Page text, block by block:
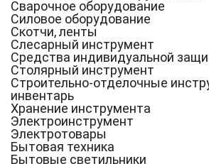
Сварочное оборудование
Силовое оборудование
Скотчи, ленты
Слесарный инструмент
Средства индивидуальной
Столярный инструмент
Строительно-отделочные
инвентарь
Хранение инструмента
Электроинструмент
Электротовары
Бытовая техника
Бытовые светильники